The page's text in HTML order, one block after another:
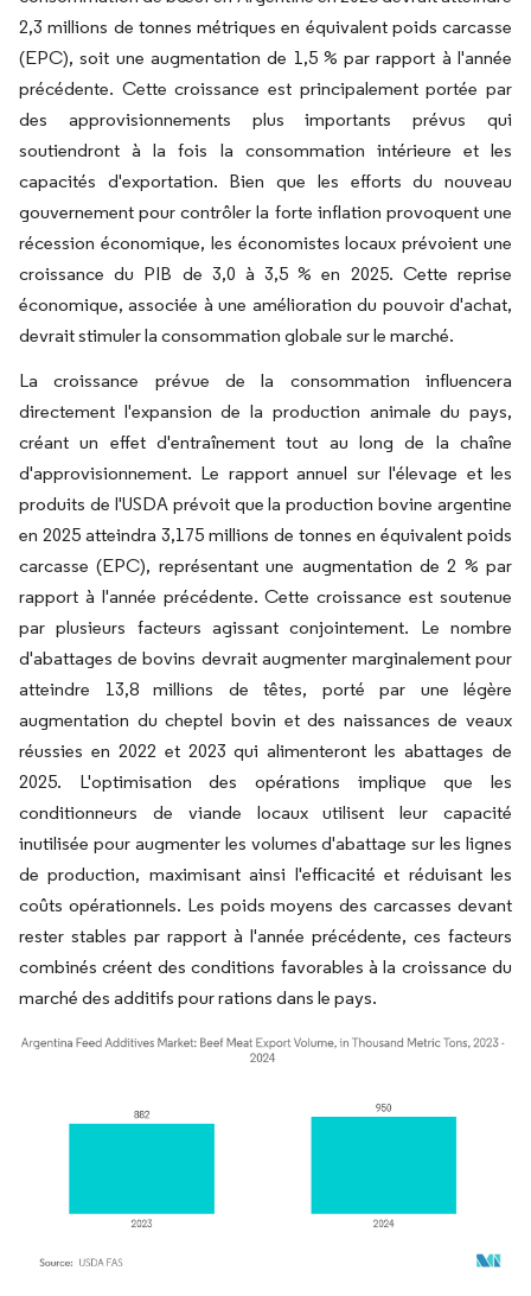
2,3 millions de tonnes métriques en équivalent poids carcasse
(EPC), soit une augmentation de 1,5 % par rapport à l'année
précédente. Cette croissance est principalement portée par
des approvisionnements plus importants prévus qui
soutiendront à la fois la consommation intérieure et les
capacités d'exportation. Bien que les efforts du nouveau
gouvernement pour contrôler la forte inflation provoquent une
récession économique, les économistes locaux prévoient une
croissance du PIB de 3,0 à 3,5 % en 2025. Cette reprise
économique, associée à une amélioration du pouvoir d'achat,
devrait stimuler la consommation globale sur le marché.
La croissance prévue de la consommation influencera
directement l'expansion de la production animale du pays,
créant un effet d'entraînement tout au long de la chaîne
d'approvisionnement. Le rapport annuel sur l'élevage et les
produits de l'USDA prévoit que la production bovine argentine
en 2025 atteindra 3,175 millions de tonnes en équivalent poids
carcasse (EPC), représentant une augmentation de 2 % par
rapport à l'année précédente. Cette croissance est soutenue
par plusieurs facteurs agissant conjointement. Le nombre
d'abattages de bovins devrait augmenter marginalement pour
atteindre 13,8 millions de têtes, porté par une légère
augmentation du cheptel bovin et des naissances de veaux
réussies en 2022 et 2023 qui alimenteront les abattages de
2025. L'optimisation des opérations implique que les
conditionneurs de viande locaux utilisent leur capacité
inutilisée pour augmenter les volumes d'abattage sur les lignes
de production, maximisant ainsi l'efficacité et réduisant les
coûts opérationnels. Les poids moyens des carcasses devant
rester stables par rapport à l'année précédente, ces facteurs
combinés créent des conditions favorables à la croissance du
marché des additifs pour rations dans le pays.